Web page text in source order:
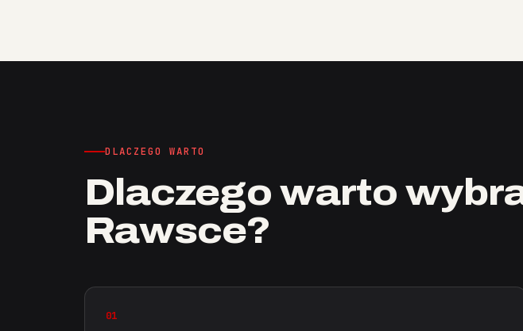
DLACZEGO WARTO
Dlaczego warto
Rawsce?
01